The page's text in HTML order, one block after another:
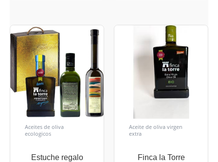
Aceites de oliva
ecologicos
Estuche regalo
Aceite de oliva virgen
extra
Finca la Torre